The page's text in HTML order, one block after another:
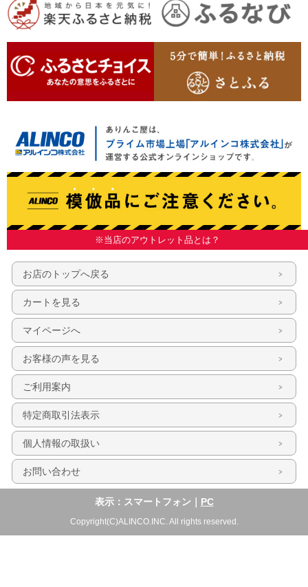
※当店のアウトレット品とは？
お店のトップへ戻る
カートを見る
マイページへ
お客様の声を見る
ご利用案内
特定商取引法表示
個人情報の取扱い
お問い合わせ
表示：スマートフォン｜ PC
Copyright(C)ALINCO.INC. All rights reserved.